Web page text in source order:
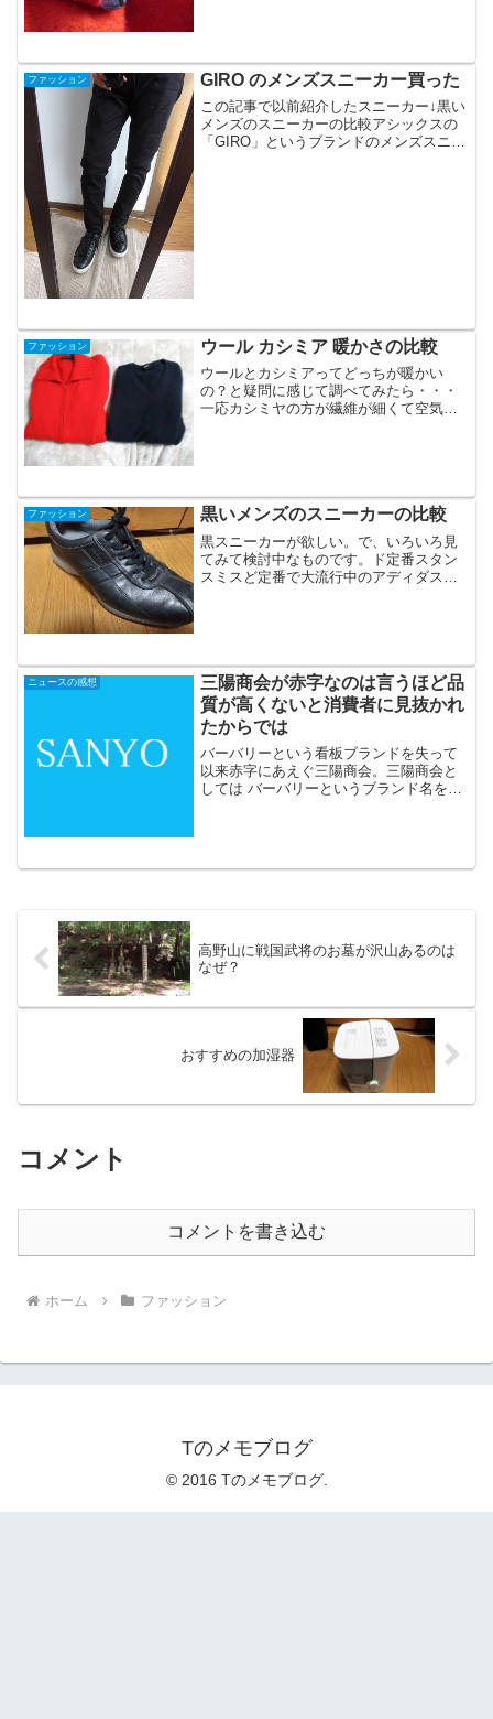
ファッション GIRO のメンズスニーカー買った
この記事で以前紹介したスニーカー↓黒い
メンズのスニーカーの比較アシックスの
「GIRO」というブランドのメンズスニー
ファッション ウール カシミア 暖かさの比較
ウールとカシミアってどっちが暖かい
の？と疑問に感じて調べてみたら・・・
一応カシミヤの方が繊維が細くて空気を
ファッション 黒いメンズのスニーカーの比較
黒スニーカーが欲しい。で、いろいろ見
てみて検討中なものです。ド定番スタン
スミスど定番で大流行中のアディダスス
ニュースの感想
三陽商会が赤字なのは言うほど品
質が高くないと消費者に見抜かれ
たからでは
バーバリーという看板ブランドを失って
以来赤字にあえぐ三陽商会。三陽商会と
しては バーバリーというブランド名を使
高野山に戦国武将のお墓が沢山あるのは
なぜ？
おすすめの加湿器
コメント
コメントを書き込む
ホーム ファッション
Tのメモブログ
© 2016 Tのメモブログ.